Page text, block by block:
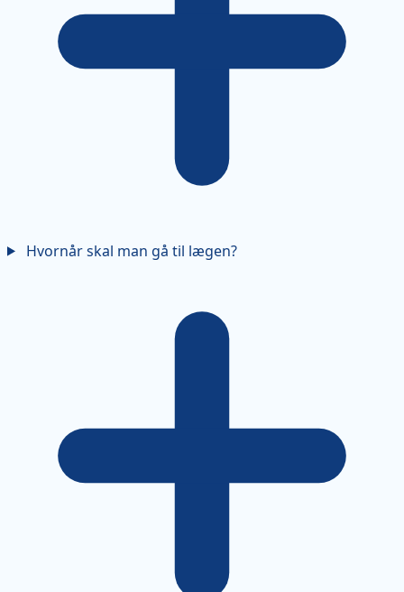
Hvornår skal man gå til lægen?